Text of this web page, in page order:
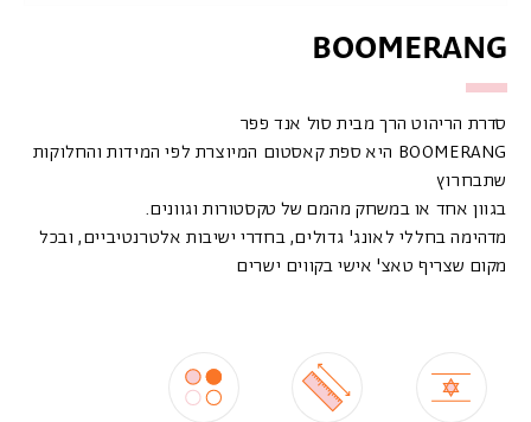
BOOMERANG
סדרת הריהוט הרך מבית סול אנד פפר
BOOMERANG היא ספת קאסטום המיוצרת לפי המידות והחלוקות
שתבחרוץ
בגוון אחד או במשחק מהמם של טקסטורות וגוונים.
מדהימה בחללי לאונג' גדולים, בחדרי ישיבות אלטרנטיביים, ובכל
מקום שצריף טאצ' אישי בקווים ישרים